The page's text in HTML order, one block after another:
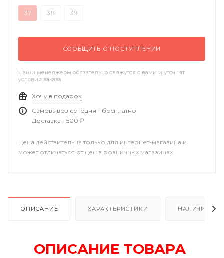
37 38 39
СООБЩИТЬ О ПОСТУПЛЕНИИ
Наши менеджеры обязательно свяжутся с вами и уточнят
условия заказа
Хочу в подарок
Самовывоз сегодня - бесплатно
Доставка - 500 ₽
Цена действительна только для интернет-магазина и
может отличаться от цен в розничных магазинах
ОПИСАНИЕ ХАРАКТЕРИСТИКИ НАЛИЧИЕ В
ОПИСАНИЕ ТОВАРА